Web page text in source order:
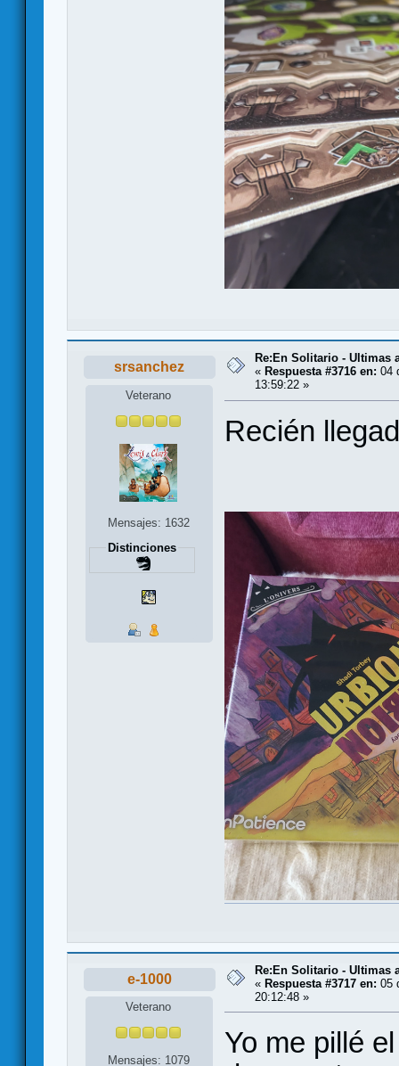
srsanchez
Veterano
Mensajes: 1632
Distinciones
Re:En Solitario - Ultimas
« Respuesta #3716 en: 04
13:59:22 »
Recién
e-1000
Veterano
Mensajes: 1079
Re:En Solitario - Ultimas
« Respuesta #3717 en: 05
20:12:48 »
Yo me pillé